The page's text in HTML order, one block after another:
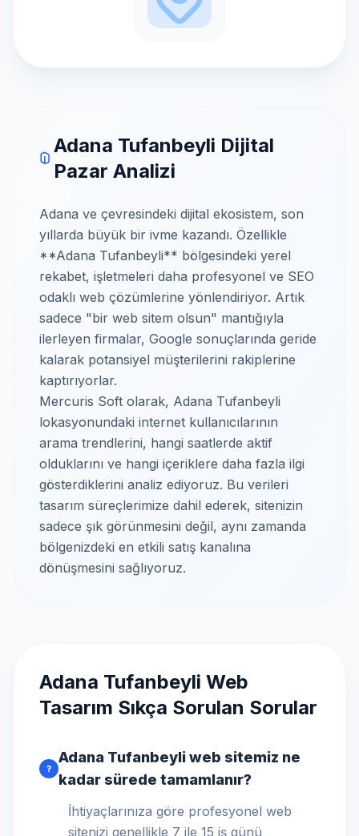
Adana Tufanbeyli Dijital
Pazar Analizi
Adana ve çevresindeki dijital ekosistem, son
yıllarda büyük bir ivme kazandı. Özellikle
**Adana Tufanbeyli** bölgesindeki yerel
rekabet, işletmeleri daha profesyonel ve SEO
odaklı web çözümlerine yönlendiriyor. Artık
sadece "bir web sitem olsun" mantığıyla
ilerleyen firmalar, Google sonuçlarında geride
kalarak potansiyel müşterilerini rakiplerine
kaptırıyorlar.
Mercuris Soft olarak, Adana Tufanbeyli
lokasyonundaki internet kullanıcılarının
arama trendlerini, hangi saatlerde aktif
olduklarını ve hangi içeriklere daha fazla ilgi
gösterdiklerini analiz ediyoruz. Bu verileri
tasarım süreçlerimize dahil ederek, sitenizin
sadece şık görünmesini değil, aynı zamanda
bölgenizdeki en etkili satış kanalına
dönüşmesini sağlıyoruz.
Adana Tufanbeyli Web
Tasarım Sıkça Sorulan Sorular
?
Adana Tufanbeyli web sitemiz ne
kadar sürede tamamlanır?
İhtiyaçlarınıza göre profesyonel web
sitenizi genellikle 7 ile 15 iş günü